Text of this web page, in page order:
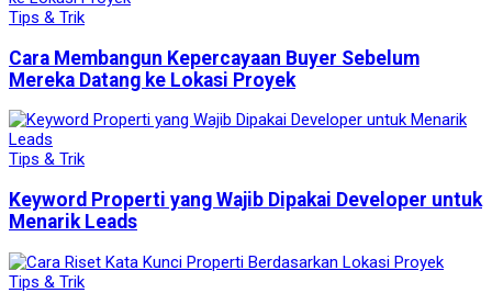
Tips & Trik
Cara Membangun Kepercayaan Buyer Sebelum
Mereka Datang ke Lokasi Proyek
Tips & Trik
Keyword Properti yang Wajib Dipakai Developer untuk
Menarik Leads
Tips & Trik